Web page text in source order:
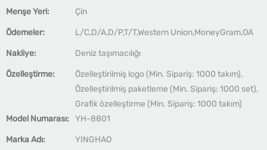
Menşe Yeri: Çin
Ödemeler: L/C,D/A,D/P,T/T,Western Union,MoneyGram,OA
Nakliye: Deniz taşımacılığı
Özelleştirme:
Özelleştirilmiş logo (Min. Sipariş: 1000 takım),
Özelleştirilmiş paketleme (Min. Sipariş: 1000 set),
Grafik özelleştirme (Min. Sipariş: 1000 takım)
Model Numarası:
YH-8801
Marka Adı: YINGHAO